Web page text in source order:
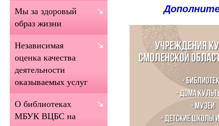
Мы за здоровый
образ жизни
Независимая
оценка качества
деятельности
оказываемых услуг
О библиотеках
МБУК ВЦБС на